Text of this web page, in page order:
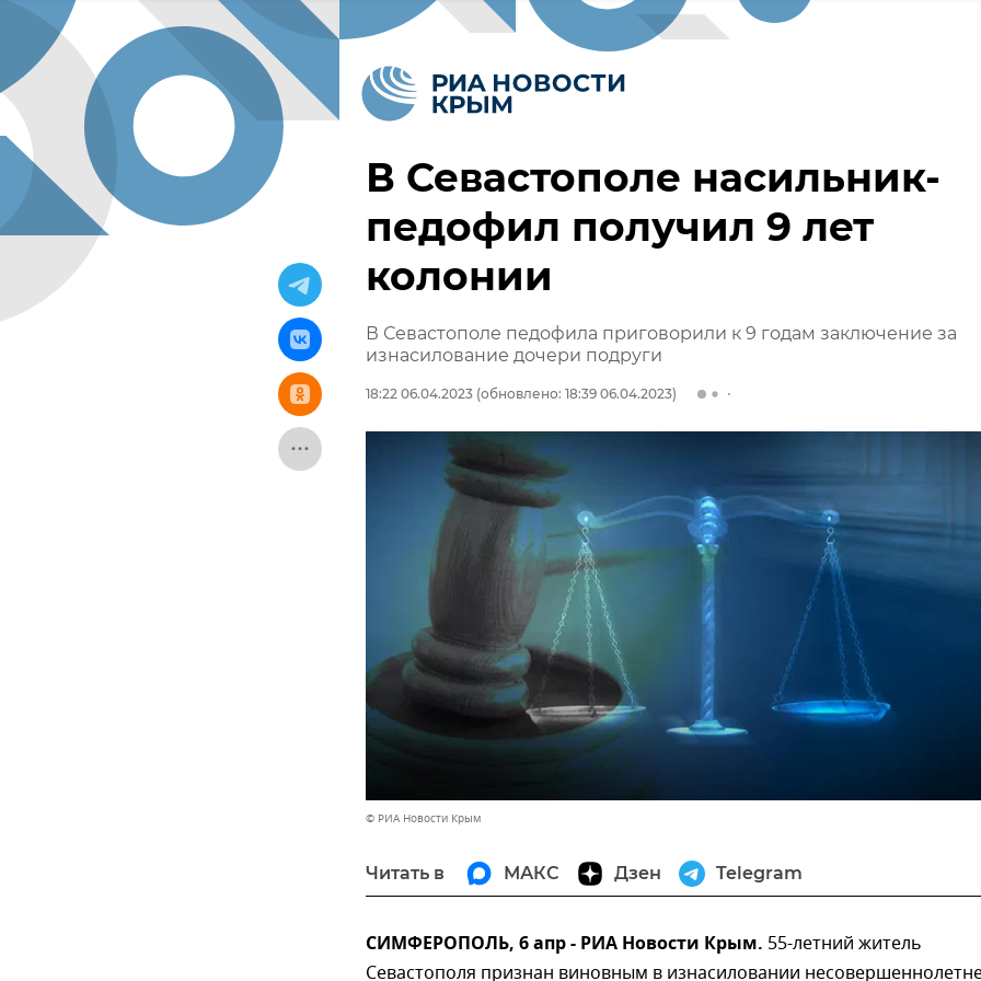
В Севастополе насильник-
педофил получил 9 лет
колонии
В Севастополе педофила приговорили к 9 годам заключение за
изнасилование дочери подруги
18:22 06.04.2023 (обновлено: 18:39 06.04.2023)
© РИА Новости Крым
Читать в МАКС Дзен Telegram
СИМФЕРОПОЛЬ, 6 апр - РИА Новости Крым. 55-летний житель
Севастополя признан виновным в изнасиловании